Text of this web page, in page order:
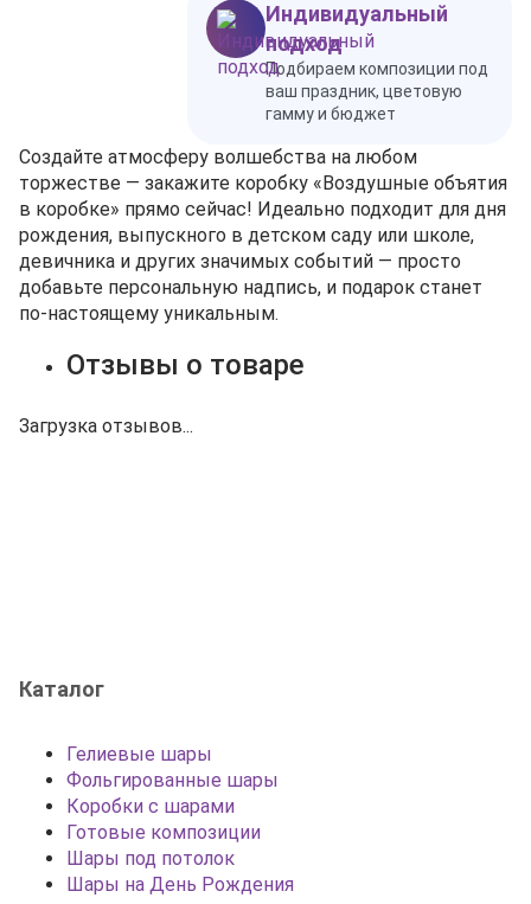
Индивидуальный
подход
Подбираем композиции под
ваш праздник, цветовую
гамму и бюджет
Создайте атмосферу волшебства на любом
торжестве — закажите коробку «Воздушные объятия
в коробке» прямо сейчас! Идеально подходит для дня
рождения, выпускного в детском саду или школе,
девичника и других значимых событий — просто
добавьте персональную надпись, и подарок станет
по‑настоящему уникальным.
Отзывы о товаре
Загрузка отзывов...
Каталог
Гелиевые шары
Фольгированные шары
Коробки с шарами
Готовые композиции
Шары под потолок
Шары на День Рождения